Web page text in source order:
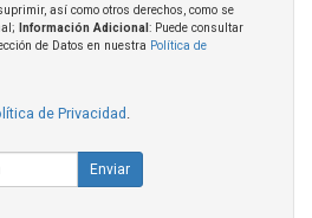
así como otros derechos, como se
Información Adicional : Puede consultar
de Datos en nuestra Política de
de Privacidad
Enviar